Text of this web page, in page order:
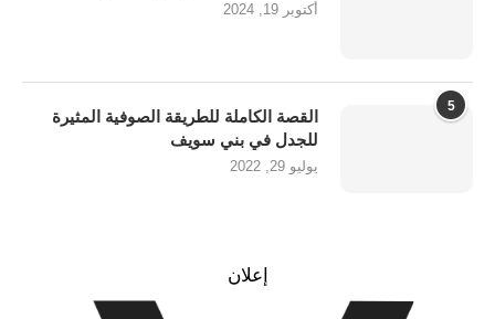
أكتوبر 19, 2024
5
القصة الكاملة للطريقة الصوفية المثيرة
للجدل في بني سويف
يوليو 29, 2022
إعلان